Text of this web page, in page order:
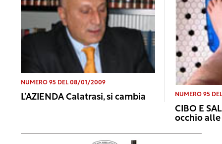
NUMERO 95 DEL 08/01/2009
L’AZIENDA Calatrasi, si cambia NUMERO 95
CIBO E
occhio